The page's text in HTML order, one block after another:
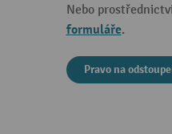
Nebo
formuláře.
Pravo na